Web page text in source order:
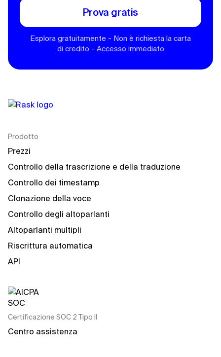
Prova gratis
Esplora gratuitamente - Non è richiesta la carta
di credito - Accesso immediato
Prodotto
Prezzi
Controllo della trascrizione e della traduzione
Controllo dei timestamp
Clonazione della voce
Controllo degli altoparlanti
Altoparlanti multipli
Riscrittura automatica
API
Certificazione SOC 2 Tipo II
Centro assistenza